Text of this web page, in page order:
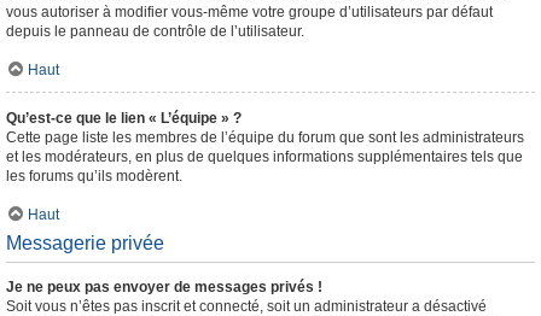
vous autoriser à modifier vous-même votre groupe d’utilisateurs par défaut
depuis le panneau de contrôle de l’utilisateur.
Haut
Qu’est-ce que le lien « L’équipe » ?
Cette page liste les membres de l’équipe du forum que sont les administrateurs
et les modérateurs, en plus de quelques informations supplémentaires tels que
les forums qu’ils modèrent.
Haut
Messagerie privée
Je ne peux pas envoyer de messages privés !
Soit vous n’êtes pas inscrit et connecté, soit un administrateur a désactivé